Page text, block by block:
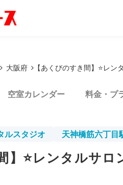
スペースをさがす
条件から探す
ーズスペースについて
運営会社 プライバシーポリシ
大阪府 【あくびのすき間】⭐️レ
空室カレンダー 料金・プ
ルスタジオ 天神橋筋六丁目
】⭐️レンタルサ